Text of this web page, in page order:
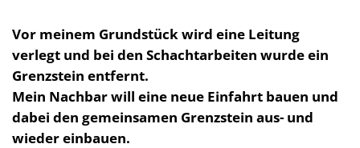
Vor meinem Grundstück wird eine Leitung
verlegt und bei den Schachtarbeiten wurde ein
Grenzstein entfernt.
Mein Nachbar will eine neue Einfahrt bauen und
dabei den gemeinsamen Grenzstein aus- und
wieder einbauen.